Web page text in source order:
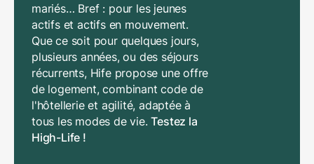
mariés… Bref : pour les jeunes
actifs et actifs en mouvement.
Que ce soit pour quelques jours,
plusieurs années, ou des séjours
récurrents, Hife propose une offre
de logement, combinant code de
l'hôtellerie et agilité, adaptée à
tous les modes de vie.Testez la
High-Life !